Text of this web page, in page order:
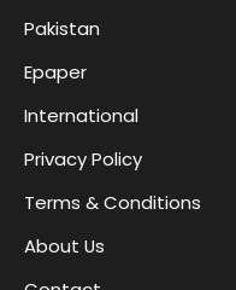
Pakistan
Epaper
International
Privacy Policy
Terms & Conditions
About Us